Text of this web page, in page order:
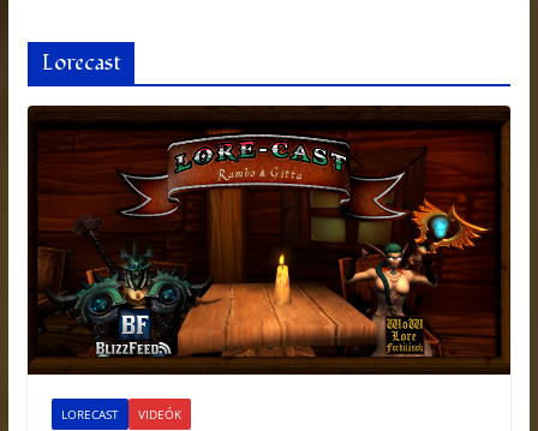
Lorecast
LORECAST VIDEÓK